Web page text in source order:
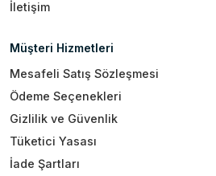
İletişim
Müşteri Hizmetleri
Mesafeli Satış Sözleşmesi
Ödeme Seçenekleri
Gizlilik ve Güvenlik
Tüketici Yasası
İade Şartları